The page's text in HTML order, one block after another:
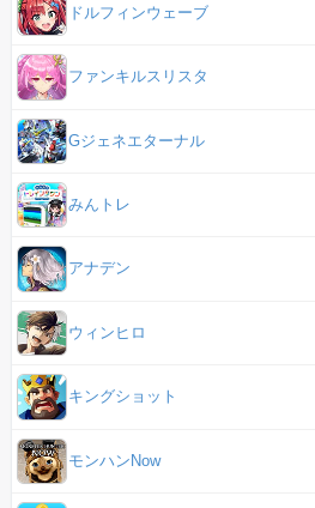
ドルフィンウェーブ
ファンキルスリスタ
Gジェネエターナル
みんトレ
アナデン
ウィンヒロ
キングショット
モンハンNow